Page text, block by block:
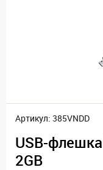
Артикул: 385VNDD
USB-
2GB